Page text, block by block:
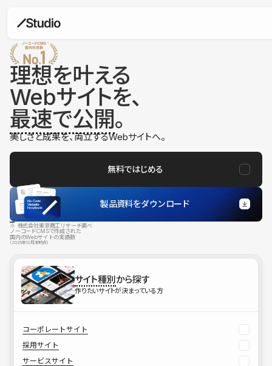
理想を叶える
Webサイトを、
最速で公開。
美しさと成果を、両立するWebサイトへ。
無料ではじめる
製品資料をダウンロード
※ 株式会社東京商工リサーチ調べ
ノーコードCMSで作成された
国内のWebサイトの実績数
（2025年12月末時点）
サイト種別から探す
作りたいサイトが決まっている方
コーポレートサイト
採用サイト
サービスサイト